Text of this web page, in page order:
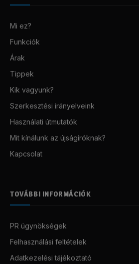
Mi ez?
Funkciók
Árak
Tippek
Kik vagyunk?
Szerkesztési irányelveink
Használati útmutatók
Mit kínálunk az újságíróknak?
Kapcsolat
TOVÁBBI INFORMÁCIÓK
PR ügynökségek
Felhasználási feltételek
Adatkezelési tájékoztató